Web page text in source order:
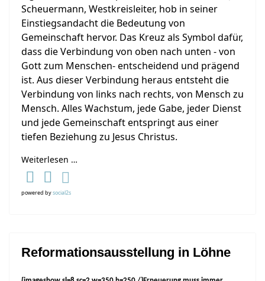
Scheuermann, Westkreisleiter, hob in seiner
Einstiegsandacht die Bedeutung von
Gemeinschaft hervor. Das Kreuz als Symbol dafür,
dass die Verbindung von oben nach unten - von
Gott zum Menschen- entscheidend und prägend
ist. Aus dieser Verbindung heraus entsteht die
Verbindung von links nach rechts, von Mensch zu
Mensch. Alles Wachstum, jede Gabe, jeder Dienst
und jede Gemeinschaft entspringt aus einer
tiefen Beziehung zu Jesus Christus.
Weiterlesen …
powered bysocial2s
Reformationsausstellung in Löhne